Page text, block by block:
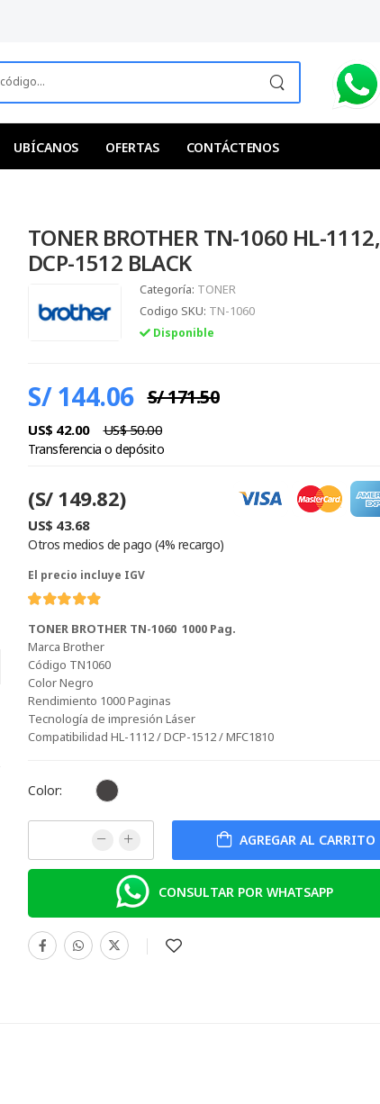
UBÍCANOS OFERTAS CONTÁCTENOS
TONER BROTHER TN-1060 HL-1112,
DCP-1512 BLACK
Categoría: TONER
Codigo SKU: TN-1060
Disponible
S/ 144.06 S/ 171.50
US$ 42.00 US$ 50.00
Transferencia o depósito
(S/ 149.82)
US$ 43.68
Otros medios de pago (4% recargo)
El precio incluye IGV
TONER BROTHER TN-1060 1000 Pag.
Marca Brother
Código TN1060
Color Negro
Rendimiento 1000 Paginas
Tecnología de impresión Láser
Compatibilidad HL-1112 / DCP-1512 / MFC1810
Color:
AGREGAR AL CARRITO
CONSULTAR POR WHATSAPP